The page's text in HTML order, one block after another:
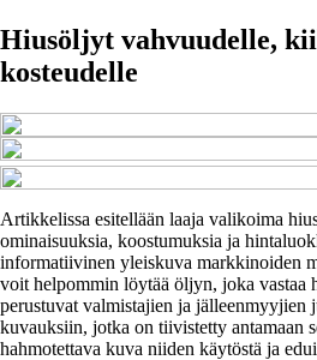
Hiusöljyt vahvuudelle,
kosteudelle
Artikkelissa esitellään laaja valikoima
ominaisuuksia, koostumuksia ja
informatiivinen yleiskuva markkinoiden
voit helpommin löytää öljyn, joka vastaa
perustuvat valmistajien ja jälleenmyyjien
kuvauksiin, jotka on tiivistetty antamaan
hahmotettava kuva niiden käytöstä ja